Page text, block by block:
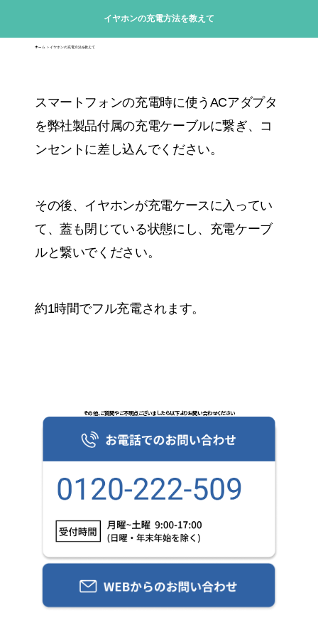
イヤホンの充電方法を教えて
ホーム＞ イヤホンの充電方法を教えて
スマートフォンの充電時に使うACアダプタ
を弊社製品付属の充電ケーブルに繋ぎ、コ
ンセントに差し込んでください。
その後、イヤホンが充電ケースに入ってい
て、蓋も閉じている状態にし、充電ケーブ
ルと繋いでください。
約1時間でフル充電されます。
その他、ご質問やご不明点ございましたら以下よりお問い合わせください